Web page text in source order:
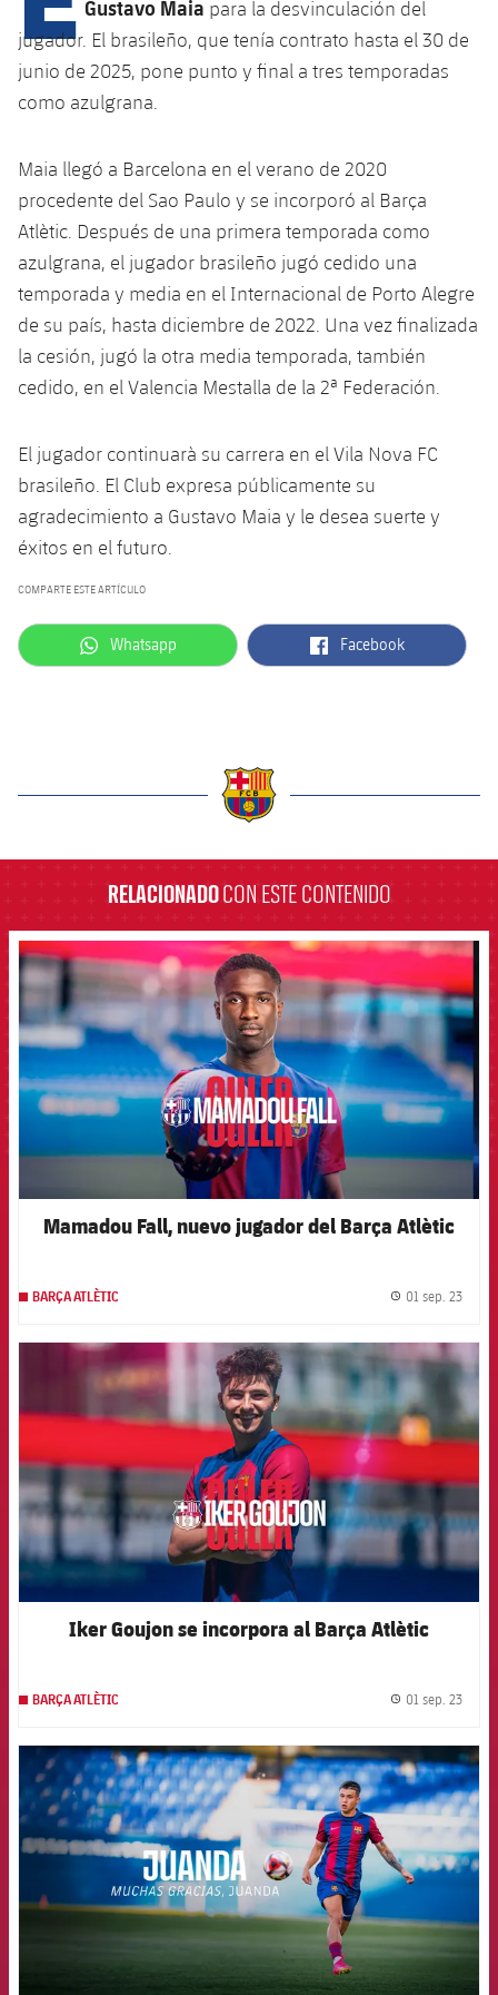
plusicon
más
Spotify Camp Nou
Palau Blaugrana
Estadi Johan Cruyff
Barça Cafe
La Masia
plusicon
más
Servicios
Servicios Médicos
plusicon
más
Acreditaciones
Instalaciones
Gustavo Maia para la desvinculación del
jugador. El brasileño, que tenía contrato hasta el 30 de
junio de 2025, pone punto y final a tres temporadas
como azulgrana.
Maia llegó a Barcelona en el verano de 2020
procedente del Sao Paulo y se incorporó al Barça
Atlètic. Después de una primera temporada como
azulgrana, el jugador brasileño jugó cedido una
temporada y media en el Internacional de Porto Alegre
de su país, hasta diciembre de 2022. Una vez finalizada
la cesión, jugó la otra media temporada, también
cedido, en el Valencia Mestalla de la 2ª Federación.
El jugador continuarà su carrera en el Vila Nova FC
brasileño. El Club expresa públicamente su
agradecimiento a Gustavo Maia y le desea suerte y
éxitos en el futuro.
COMPARTE ESTE ARTÍCULO
label.aria.whatsapp
Whatsapp label.aria.facebook
Facebook
RELACIONADOCON ESTE CONTENIDO
FCB Barcelona badge
Mamadou Fall, nuevo jugador del Barça Atlètic
BARÇA ATLÈTIC 01 sep. 23
FCB Barcelona badge
Iker Goujon se incorpora al Barça Atlètic
BARÇA ATLÈTIC 01 sep. 23
FCB Barcelona badge